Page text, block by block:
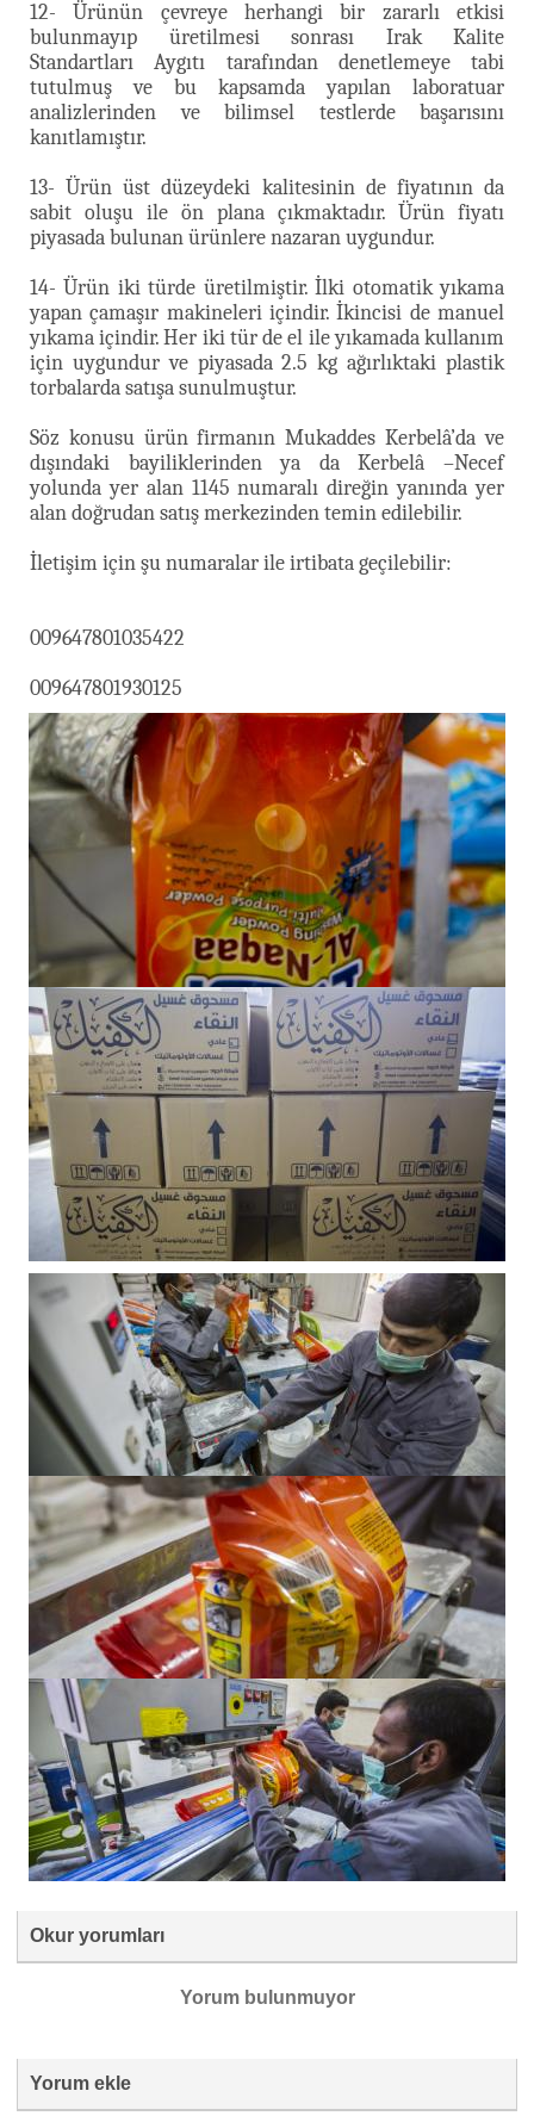
12- Ürünün çevreye herhangi bir zararlı etkisi
bulunmayıp üretilmesi sonrası Irak Kalite
Standartları Aygıtı tarafından denetlemeye tabi
tutulmuş ve bu kapsamda yapılan laboratuar
analizlerinden ve bilimsel testlerde başarısını
kanıtlamıştır.
13- Ürün üst düzeydeki kalitesinin de fiyatının da
sabit oluşu ile ön plana çıkmaktadır. Ürün fiyatı
piyasada bulunan ürünlere nazaran uygundur.
14- Ürün iki türde üretilmiştir. İlki otomatik yıkama
yapan çamaşır makineleri içindir. İkincisi de manuel
yıkama içindir. Her iki tür de el ile yıkamada kullanım
için uygundur ve piyasada 2.5 kg ağırlıktaki plastik
torbalarda satışa sunulmuştur.
Söz konusu ürün firmanın Mukaddes Kerbelâ’da ve
dışındaki bayiliklerinden ya da Kerbelâ –Necef
yolunda yer alan 1145 numaralı direğin yanında yer
alan doğrudan satış merkezinden temin edilebilir.
İletişim için şu numaralar ile irtibata geçilebilir:
009647801035422
009647801930125
Okur yorumları
Yorum bulunmuyor
Yorum ekle